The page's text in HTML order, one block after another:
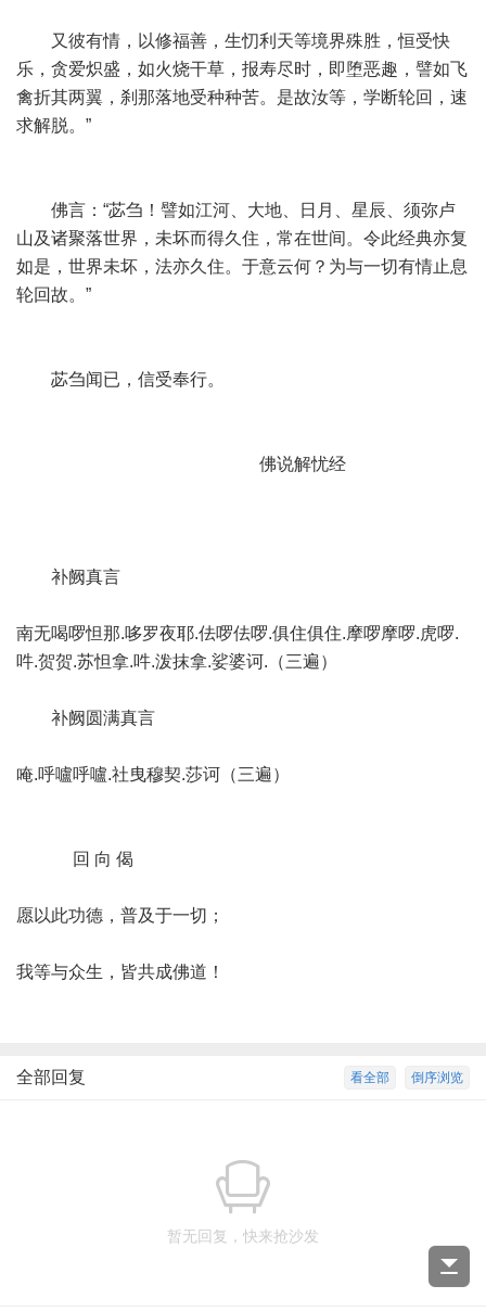
又彼有情，以修福善，生忉利天等境界殊胜，恒受快
乐，贪爱炽盛，如火烧干草，报寿尽时，即堕恶趣，譬如飞
禽折其两翼，刹那落地受种种苦。是故汝等，学断轮回，速
求解脱。”
佛言：“苾刍！譬如江河、大地、日月、星辰、须弥卢
山及诸聚落世界，未坏而得久住，常在世间。令此经典亦复
如是，世界未坏，法亦久住。于意云何？为与一切有情止息
轮回故。”
苾刍闻已，信受奉行。
佛说解忧经
补阙真言
南无喝啰怛那.哆罗夜耶.佉啰佉啰.俱住俱住.摩啰摩啰.虎啰.
吽.贺贺.苏怛拿.吽.泼抹拿.娑婆诃.（三遍）
补阙圆满真言
唵.呼嚧呼嚧.社曳穆契.莎诃（三遍）
回 向 偈
愿以此功德，普及于一切；
我等与众生，皆共成佛道！
倒序浏览
看全部
全部回复
暂无回复，快来抢沙发